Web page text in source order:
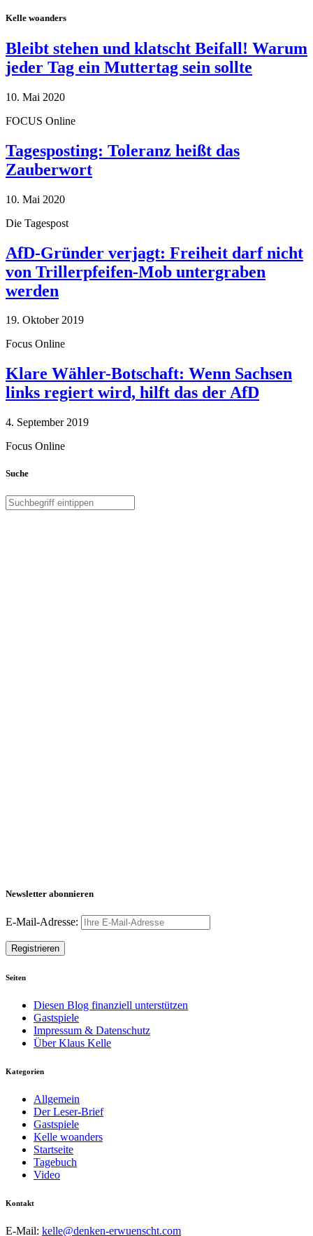
Kelle woanders
Bleibt stehen und klatscht Beifall! Warum
jeder Tag ein Muttertag sein sollte
10. Mai 2020
FOCUS Online
Tagesposting: Toleranz heißt das
Zauberwort
10. Mai 2020
Die Tagespost
AfD-Gründer verjagt: Freiheit darf nicht
von Trillerpfeifen-Mob untergraben
werden
19. Oktober 2019
Focus Online
Klare Wähler-Botschaft: Wenn Sachsen
links regiert wird, hilft das der AfD
4. September 2019
Focus Online
Suche
Newsletter abonnieren
E-Mail-Adresse:
Seiten
Diesen Blog finanziell unterstützen
Gastspiele
Impressum & Datenschutz
Über Klaus Kelle
Kategorien
Allgemein
Der Leser-Brief
Gastspiele
Kelle woanders
Startseite
Tagebuch
Video
Kontakt
E-Mail: kelle@denken-erwuenscht.com